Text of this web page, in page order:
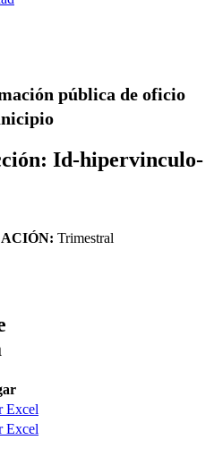
pública de oficio
Id-hipervinculo-
Trimestral